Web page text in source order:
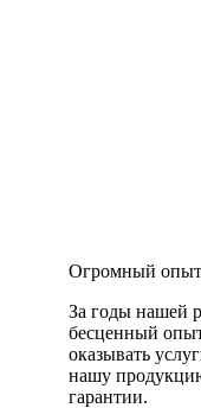
Огромный опыт
За годы нашей
бесценный
оказывать
нашу
гарантии.